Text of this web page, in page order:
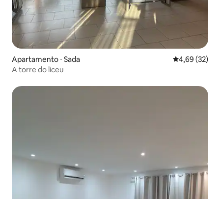
Apartamento ⋅ Sada 4,69 de uma
4,69 (32)
A torre do liceu